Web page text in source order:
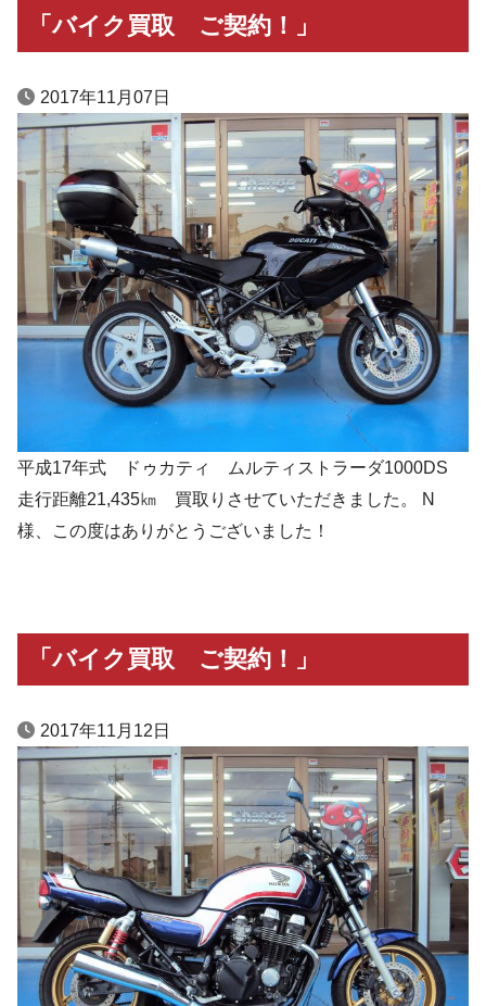
「バイク買取 ご契約！」
2017年11月07日
平成17年式 ドゥカティ ムルティストラーダ1000DS
走行距離21,435㎞ 買取りさせていただきました。 N
様、この度はありがとうございました！
「バイク買取 ご契約！」
2017年11月12日